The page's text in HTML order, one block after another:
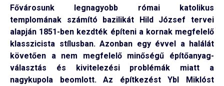
Fővárosunk legnagyobb római katolikus
templomának számító bazilikát Hild József tervei
alapján 1851-ben kezdték építeni a kornak megfelelő
klasszicista stílusban. Azonban egy évvel a halálát
követően a nem megfelelő minőségű építőanyag-
választás és kivitelezési problémák miatt a
nagykupola beomlott. Az építkezést Ybl Miklóst